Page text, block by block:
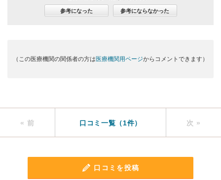
参考になった 参考にならなかった
（この医療機関の関係者の方は 医療機関用ページからコメントできます）
« 前 口コミ一覧（1件） 次 »
口コミを投稿